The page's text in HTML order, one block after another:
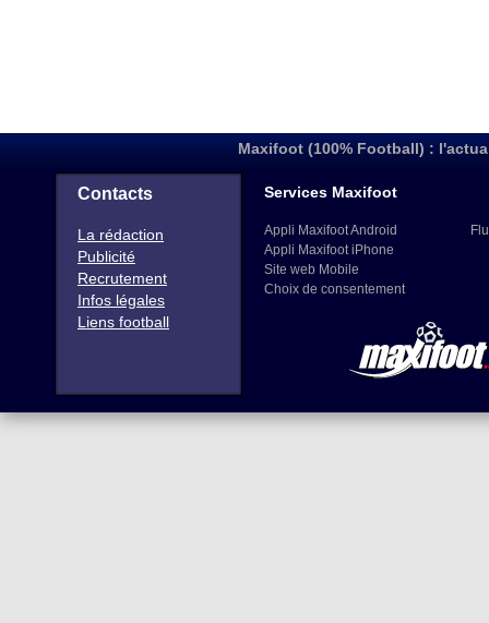
Maxifoot (100% Football) :
Contacts
La rédaction
Publicité
Recrutement
Infos légales
Liens football
Services Maxifoot
Appli Maxifoot Android
Appli Maxifoot iPhone
Site web Mobile
Choix de consentement